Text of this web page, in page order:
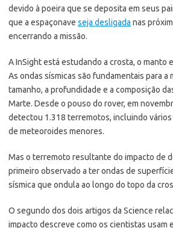
devido à poeira que se deposita em seus
que a espaçonave seja desligada nas
encerrando a missão.
A InSight está estudando a crosta, o manto
As ondas sísmicas são fundamentais para a
tamanho, a profundidade e a composição
Marte. Desde o pouso do rover, em
detectou 1.318 terremotos, incluindo
de meteoroides menores.
Mas o terremoto resultante do impacto de
primeiro observado a ter ondas de
sísmica que ondula ao longo do topo da
O segundo dos dois artigos da Science
impacto descreve como os cientistas usam